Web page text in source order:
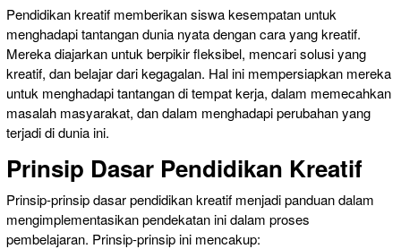
Pendidikan kreatif memberikan siswa kesempatan untuk
menghadapi tantangan dunia nyata dengan cara yang kreatif.
Mereka diajarkan untuk berpikir fleksibel, mencari solusi yang
kreatif, dan belajar dari kegagalan. Hal ini mempersiapkan mereka
untuk menghadapi tantangan di tempat kerja, dalam memecahkan
masalah masyarakat, dan dalam menghadapi perubahan yang
terjadi di dunia ini.
Prinsip Dasar Pendidikan Kreatif
Prinsip-prinsip dasar pendidikan kreatif menjadi panduan dalam
mengimplementasikan pendekatan ini dalam proses
pembelajaran. Prinsip-prinsip ini mencakup: